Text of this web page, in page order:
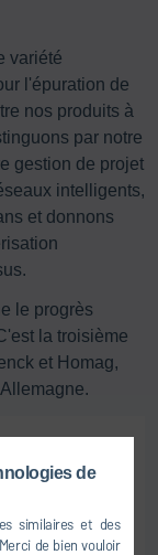
de
similaires et des
de bien vouloir
variété
l'épuration de
nos produits à
par notre
gestion de projet
intelligents,
et donnons
le progrès
la troisième
et Homag,